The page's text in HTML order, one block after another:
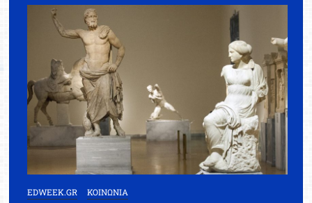
EDWEEK.GR ΚΟΙΝΩΝΙΑ